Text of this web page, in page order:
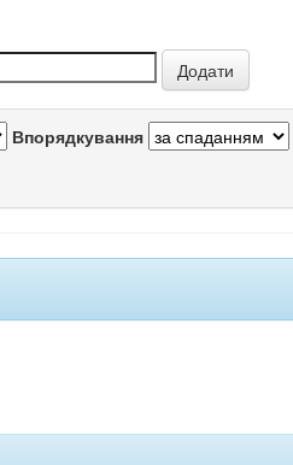
Впорядкування